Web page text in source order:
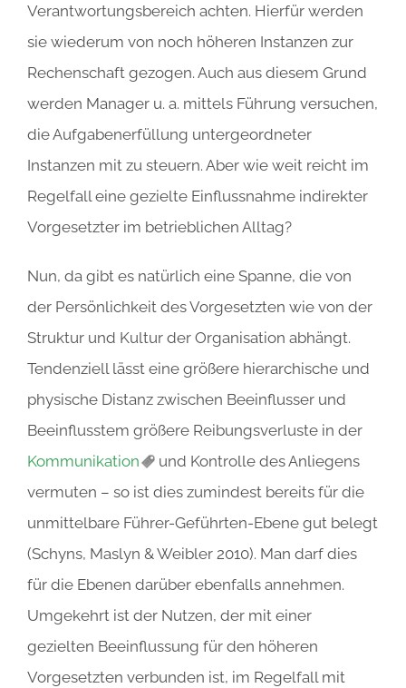
Verantwortungsbereich achten. Hierfür werden
sie wiederum von noch höheren Instanzen zur
Rechenschaft gezogen. Auch aus diesem Grund
werden Manager u. a. mittels Führung versuchen,
die Aufgabenerfüllung untergeordneter
Instanzen mit zu steuern. Aber wie weit reicht im
Regelfall eine gezielte Einflussnahme indirekter
Vorgesetzter im betrieblichen Alltag?
Nun, da gibt es natürlich eine Spanne, die von
der Persönlichkeit des Vorgesetzten wie von der
Struktur und Kultur der Organisation abhängt.
Tendenziell lässt eine größere hierarchische und
physische Distanz zwischen Beeinflusser und
Beeinflusstem größere Reibungsverluste in der
Kommunikation
und Kontrolle des Anliegens
vermuten – so ist dies zumindest bereits für die
unmittelbare Führer-Geführten-Ebene gut belegt
(Schyns, Maslyn & Weibler 2010). Man darf dies
für die Ebenen darüber ebenfalls annehmen.
Umgekehrt ist der Nutzen, der mit einer
gezielten Beeinflussung für den höheren
Vorgesetzten verbunden ist, im Regelfall mit